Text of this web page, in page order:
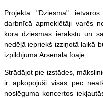
Projekta "Dziesma"
darbnīcā apmeklētāji varēs
kora dziesmas ierakstu un
nedēļā iepriekš izziņotā laikā
izpildījumā Arsenāla foajē.
Strādājot pie izstādes,
ir apkopojuši visas pēc
noslēguma koncertos